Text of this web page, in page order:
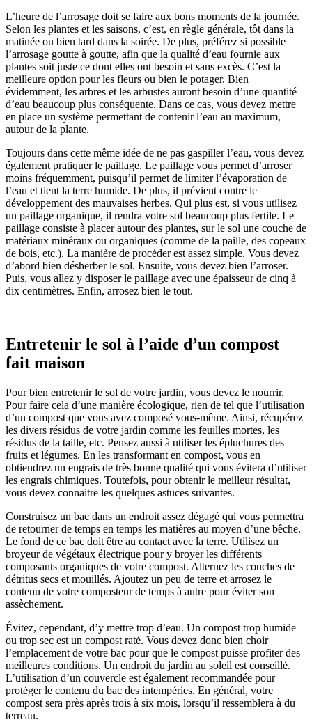
L’heure de l’arrosage doit se faire aux bons moments de la journée.
Selon les plantes et les saisons, c’est, en règle générale, tôt dans la
matinée ou bien tard dans la soirée. De plus, préférez si possible
l’arrosage goutte à goutte, afin que la qualité d’eau fournie aux
plantes soit juste ce dont elles ont besoin et sans excès. C’est la
meilleure option pour les fleurs ou bien le potager. Bien
évidemment, les arbres et les arbustes auront besoin d’une quantité
d’eau beaucoup plus conséquente. Dans ce cas, vous devez mettre
en place un système permettant de contenir l’eau au maximum,
autour de la plante.
Toujours dans cette même idée de ne pas gaspiller l’eau, vous devez
également pratiquer le paillage. Le paillage vous permet d’arroser
moins fréquemment, puisqu’il permet de limiter l’évaporation de
l’eau et tient la terre humide. De plus, il prévient contre le
développement des mauvaises herbes. Qui plus est, si vous utilisez
un paillage organique, il rendra votre sol beaucoup plus fertile. Le
paillage consiste à placer autour des plantes, sur le sol une couche de
matériaux minéraux ou organiques (comme de la paille, des copeaux
de bois, etc.). La manière de procéder est assez simple. Vous devez
d’abord bien désherber le sol. Ensuite, vous devez bien l’arroser.
Puis, vous allez y disposer le paillage avec une épaisseur de cinq à
dix centimètres. Enfin, arrosez bien le tout.
Entretenir le sol à l’aide d’un compost
fait maison
Pour bien entretenir le sol de votre jardin, vous devez le nourrir.
Pour faire cela d’une manière écologique, rien de tel que l’utilisation
d’un compost que vous avez composé vous-même. Ainsi, récupérez
les divers résidus de votre jardin comme les feuilles mortes, les
résidus de la taille, etc. Pensez aussi à utiliser les épluchures des
fruits et légumes. En les transformant en compost, vous en
obtiendrez un engrais de très bonne qualité qui vous évitera d’utiliser
les engrais chimiques. Toutefois, pour obtenir le meilleur résultat,
vous devez connaitre les quelques astuces suivantes.
Construisez un bac dans un endroit assez dégagé qui vous permettra
de retourner de temps en temps les matières au moyen d’une bêche.
Le fond de ce bac doit être au contact avec la terre. Utilisez un
broyeur de végétaux électrique pour y broyer les différents
composants organiques de votre compost. Alternez les couches de
détritus secs et mouillés. Ajoutez un peu de terre et arrosez le
contenu de votre composteur de temps à autre pour éviter son
assèchement.
Évitez, cependant, d’y mettre trop d’eau. Un compost trop humide
ou trop sec est un compost raté. Vous devez donc bien choir
l’emplacement de votre bac pour que le compost puisse profiter des
meilleures conditions. Un endroit du jardin au soleil est conseillé.
L’utilisation d’un couvercle est également recommandée pour
protéger le contenu du bac des intempéries. En général, votre
compost sera près après trois à six mois, lorsqu’il ressemblera à du
terreau.